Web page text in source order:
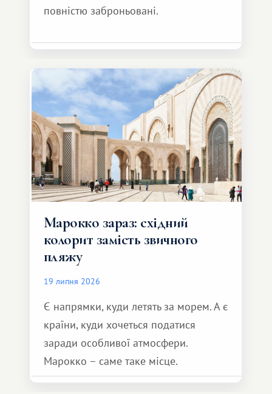
повністю заброньовані.
Марокко зараз: східний
колорит замість звичного
пляжу
19 липня 2026
Є напрямки, куди летять за морем. А є
країни, куди хочеться податися
заради особливої ​​атмосфери.
Марокко – саме таке місце.